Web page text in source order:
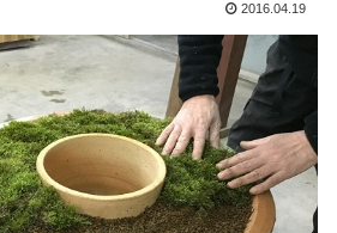
2016.04.19